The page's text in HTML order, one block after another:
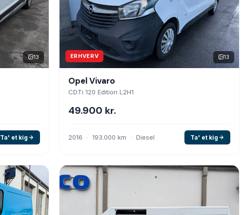
13
Ta' et kig
ERHVERV 13
Opel Vivaro
CDTi 120 Edition L2H1
49.900 kr.
2016 193.000 km Diesel Ta' et kig